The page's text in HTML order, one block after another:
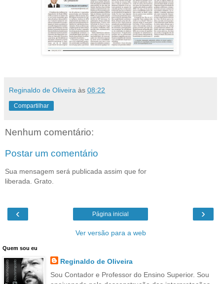
Reginaldo de Oliveira às 08:22
Compartilhar
Nenhum comentário:
Postar um comentário
Sua mensagem será publicada assim que for
liberada. Grato.
‹ ›
Página inicial
Ver versão para a web
Quem sou eu
Reginaldo de Oliveira
Sou Contador e Professor do Ensino Superior. Sou